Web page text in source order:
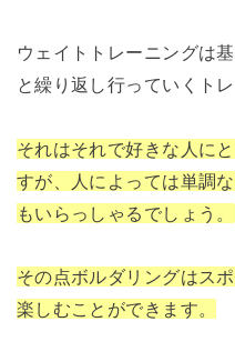
ウェイトトレーニングは
と繰り返し行っていくト
それはそれで好きな人に
すが、人によっては単調
もいらっしゃるでしょう。
その点ボルダリングはス
楽しむことができます。